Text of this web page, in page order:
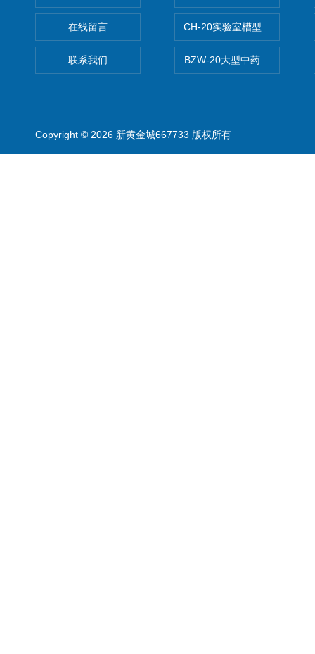
在线留言
联系我们
CH-20实验室槽型混合机
BZW-20大型中药全自动制丸
Copyright © 2026 新黄金城667733 版权所有